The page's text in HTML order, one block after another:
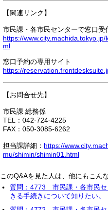
【関連リンク】
市民課・各市民センターで窓口受
https://
ml
窓口予約の専用サイト
https://
【お問合せ先】
市民課 総務係
TEL：042-724-4225
FAX：050-3085-6262
担当課詳細： https://
mu/shimin/shimin01.html
このQ&Aを見た人は、他にもこん
質問：4773 市民課・各市民セ
きる手続きについて知りたい。